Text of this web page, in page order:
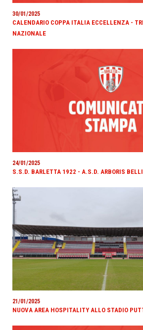
30/01/2025
CALENDARIO COPPA ITALIA ECCELLENZA -
NAZIONALE
24/01/2025
S.S.D. BARLETTA 1922 - A.S.D. ARBORIS
21/01/2025
NUOVA AREA HOSPITALITY ALLO STADIO